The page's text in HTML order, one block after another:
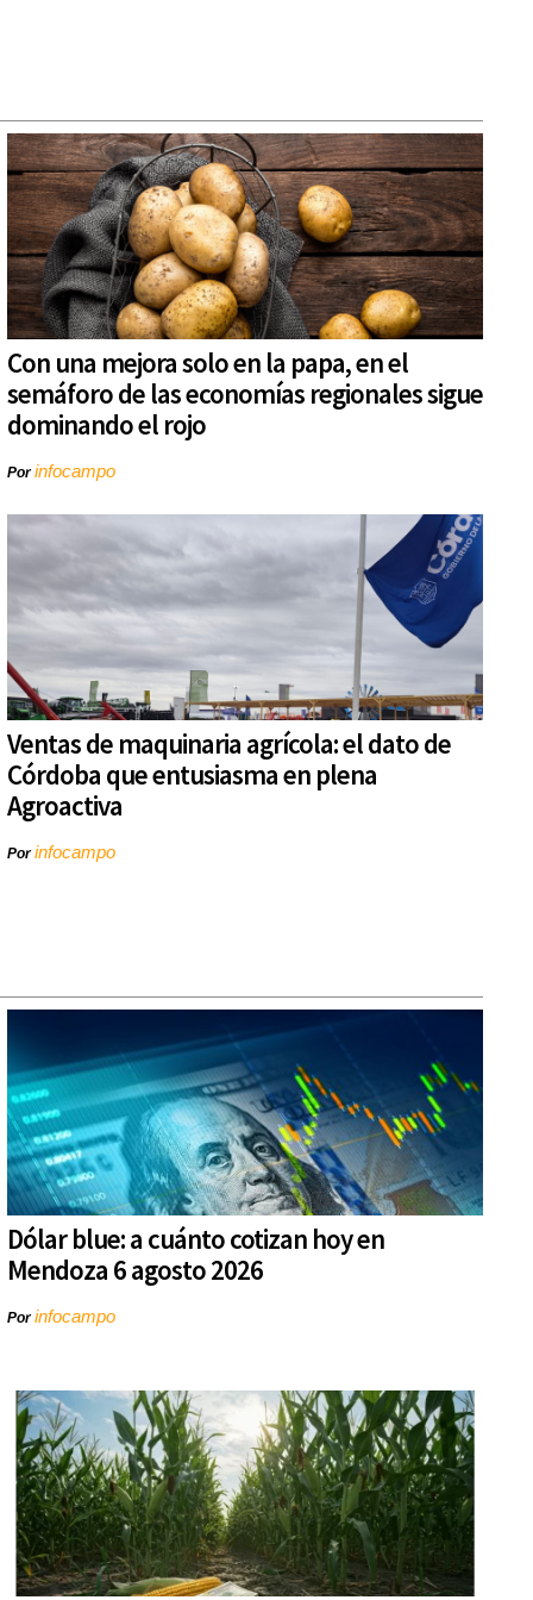
Con una mejora solo en la papa, en el
semáforo de las economías regionales sigue
dominando el rojo
Porinfocampo
Ventas de maquinaria agrícola: el dato de
Córdoba que entusiasma en plena
Agroactiva
Porinfocampo
Dólar blue: a cuánto cotizan hoy en
Mendoza 6 agosto 2026
Porinfocampo